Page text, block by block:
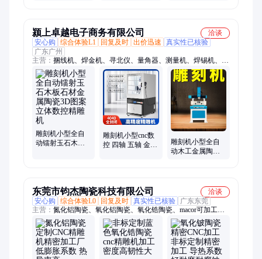
颍上卓越电子商务有限公司
洽谈
安心购
综合体验L1 回复及时 出价迅速
真实性已核验
广东广州
主营： 捆线机、焊金机、寻北仪、量角器、测量机、焊锡机、锂
电池、焊钢机、气保机、切割机、电焊机、修复机、校正仪、点
焊机、慢煮机、角度尺、覆膜机、绞肉机、流量计、百分表、研
磨机、制冷机、高频焊台、检测仪器、rtk测量仪
雕刻机小型全自
动镭射玉石木板
雕刻机小型cnc数
控 四轴 五轴 金属
雕刻机小型全自
动木工金属陶瓷
东莞市钧杰陶瓷科技有限公司
洽谈
安心购
综合体验L0 回复及时 真实性已核验
广东东莞
主营： 氮化铝陶瓷、氧化铝陶瓷、氧化锆陶瓷、macor可加工陶
瓷、碳化硅陶瓷